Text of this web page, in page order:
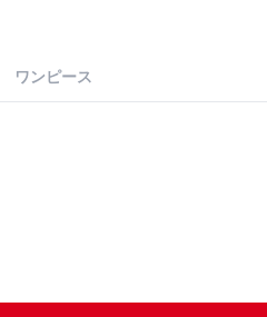
ワンピース